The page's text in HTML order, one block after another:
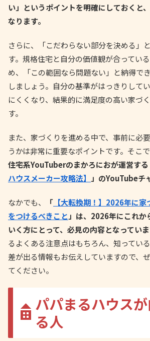
い」というポイントを明確にしておくと
なります。
さらに、「こだわらない部分を決める」
す。規格住宅と自分の価値観が合ってい
め、「この範囲なら問題ない」と納得で
しましょう。自分の基準がはっきりして
にくくなり、結果的に満足度の高い家づ
す。
また、家づくりを進める中で、事前に必
うかは非常に重要なポイントです。そこ
住宅系YouTuberのまかろにおが運営す
ハウスメーカー攻略法】 」のYouTubeチ
なかでも、 「 【大転換期！】2026年に
をつけるべきこと」は、2026年にこれか
いく方にとって、必見の内容となっていま
るよくある注意点はもちろん、知ってい
差が出る情報もお伝えしていますので、
てください。
パパまるハウス
る人